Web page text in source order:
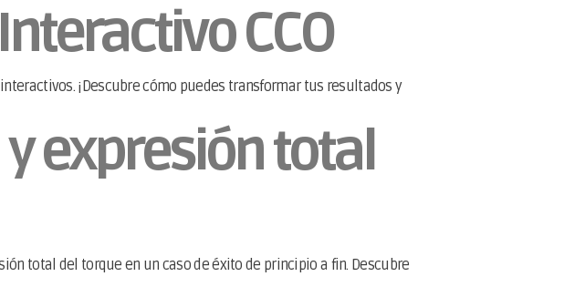
CCO
¡Descubre cómo puedes transformar tus resultados y
expresión total
total del torque en un caso de éxito de principio a fin. Descubre